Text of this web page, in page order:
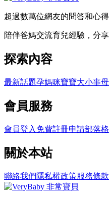
超過數萬位網友的問答和心
陪伴爸媽交流育兒經驗，分
探索內容
最新話題孕媽咪寶寶大小事
會員服務
會員登入 免費註冊申請部落格
關於本站
聯絡我們 隱私權政策服務條款